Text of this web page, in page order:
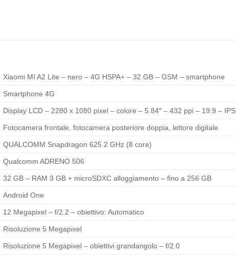
Xiaomi MI A2 Lite – nero – 4G HSPA+ – 32 GB – GSM – smartphone
Smartphone 4G
Display LCD – 2280 x 1080 pixel – colore – 5.84″ – 432 ppi – 19:9 – IPS
Fotocamera frontale, fotocamera posteriore doppia, lettore digitale
QUALCOMM Snapdragon 625 2 GHz (8 core)
Qualcomm ADRENO 506
32 GB – RAM 3 GB + microSDXC alloggiamento – fino a 256 GB
Android One
12 Megapixel – f/2.2 – obiettivo: Automatico
Risoluzione 5 Megapixel
Risoluzione 5 Megapixel – obiettivi grandangolo – f/2.0